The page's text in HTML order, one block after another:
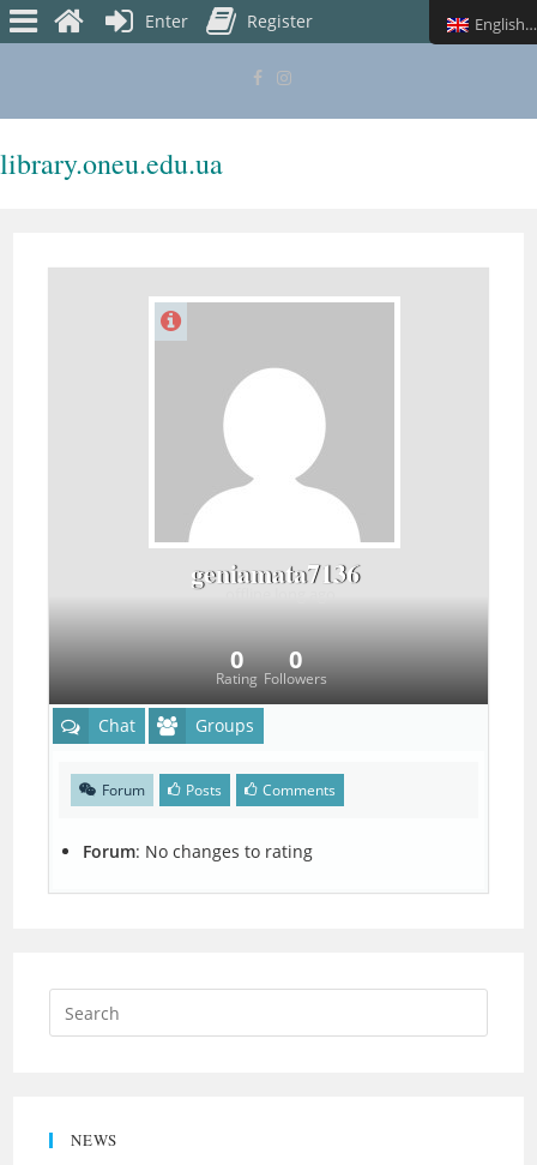
library.oneu.edu.ua
geniamata7136
Rating
0
Followers
0
Chat Groups
Forum Posts Comments
Forum: No changes to rating
NEWS
Enter Register English (UK)